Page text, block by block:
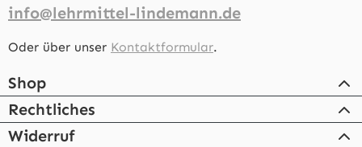
info@lehrmittel-lindemann.de
Oder über unser Kontaktformular.
Shop
Rechtliches
Widerruf